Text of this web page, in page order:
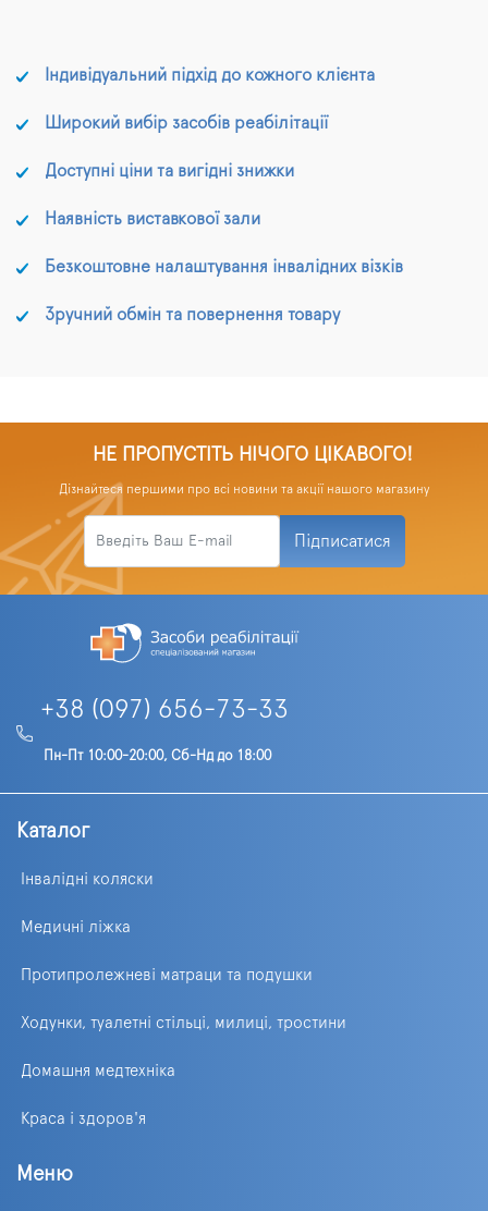
Індивідуальний підхід до кожного клієнта
Широкий вибір засобів реабілітації
Доступні ціни та вигідні знижки
Наявність виставкової зали
Безкоштовне налаштування інвалідних візків
Зручний обмін та повернення товару
НЕ ПРОПУСТІТЬ НІЧОГО ЦІКАВОГО!
Дізнайтеся першими про всі новини та акції нашого магазину
Підписатися
+38 (097) 656-73-33
Пн-Пт 10:00-20:00, Сб-Нд до 18:00
Каталог
Інвалідні коляски
Медичні ліжка
Протипролежневі матраци та подушки
Ходунки, туалетні стільці, милиці, тростини
Домашня медтехніка
Краса і здоров'я
Меню